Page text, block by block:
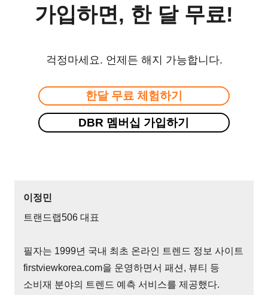
가입하면, 한 달 무료!
걱정마세요. 언제든 해지 가능합니다.
한달 무료 체험하기
DBR 멤버십 가입하기
이정민
트랜드랩506 대표
필자는 1999년 국내 최초 온라인 트렌드 정보 사이트
firstviewkorea.com을 운영하면서 패션, 뷰티 등
소비재 분야의 트렌드 예측 서비스를 제공했다.